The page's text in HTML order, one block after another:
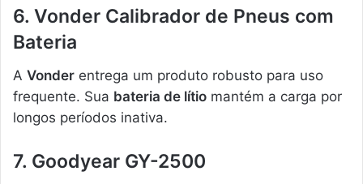
6. Vonder Calibrador de Pneus com
Bateria
A Vonder entrega um produto robusto para uso
frequente. Sua bateria de lítio mantém a carga por
longos períodos inativa.
7. Goodyear GY-2500